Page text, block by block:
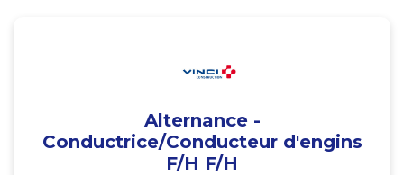
Alternance -
Conductrice/Conducteur d'engins
F/H F/H